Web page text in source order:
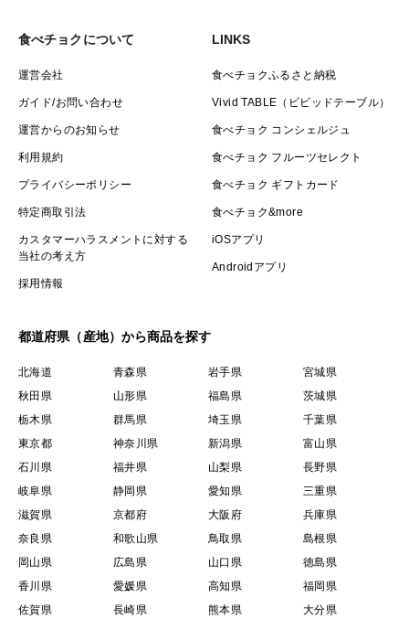
食べチョクについて
運営会社
ガイド/お問い合わせ
運営からのお知らせ
利用規約
プライバシーポリシー
特定商取引法
カスタマーハラスメントに対する
当社の考え方
採用情報
LINKS
食べチョクふるさと納税
Vivid TABLE（ビビッドテーブル）
食べチョク コンシェルジュ
食べチョク フルーツセレクト
食べチョク ギフトカード
食べチョク&more
iOSアプリ
Androidアプリ
都道府県（産地）から商品を探す
北海道 青森県 岩手県
宮城県
秋田県
山形県 福島県
茨城県
栃木県
群馬県 埼玉県
千葉県
東京都
神奈川県 新潟県
富山県
石川県
福井県 山梨県
長野県
岐阜県
静岡県 愛知県
三重県
滋賀県
京都府 大阪府
兵庫県
奈良県
和歌山県 鳥取県
島根県
岡山県
広島県 山口県
徳島県
香川県
愛媛県 高知県
福岡県
佐賀県
長崎県 熊本県 大分県